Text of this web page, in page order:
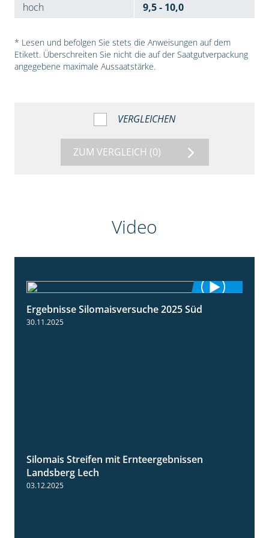
hoch
9,5 - 10,0
* Lesen und befolgen Sie stets die Anweisungen auf dem
Etikett. Überschreiten Sie nicht die auf der Saatgutverpackung
angegebene maximale Aussaatstärke.
VERGLEICHEN
ZUM VERGLEICH (0)
Video
Ergebnisse Silomaisversuche 2025 Süd
30.11.2025
11:01
Silomais Streifen mit Ernteergebnissen
Landsberg Lech
03.12.2025